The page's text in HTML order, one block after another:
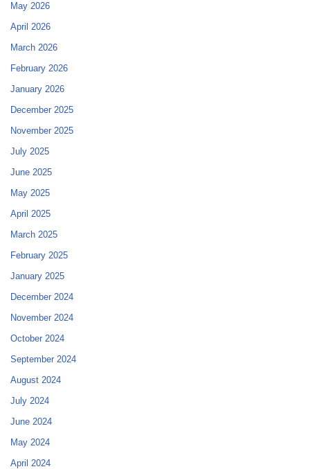
May 2026
April 2026
March 2026
February 2026
January 2026
December 2025
November 2025
July 2025
June 2025
May 2025
April 2025
March 2025
February 2025
January 2025
December 2024
November 2024
October 2024
September 2024
August 2024
July 2024
June 2024
May 2024
April 2024